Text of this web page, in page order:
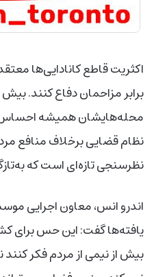
اکثریت قاطع کانادایی‌ها
برابر مزاحمان دفاع کنند. بیش
محله‌هایشان همیشه احساس
نظام قضایی برخلاف منافع
نظرسنجی تازه‌ای است که
یافته‌ها گفت: این حس برای
بیش از نیمی از مردم فکر